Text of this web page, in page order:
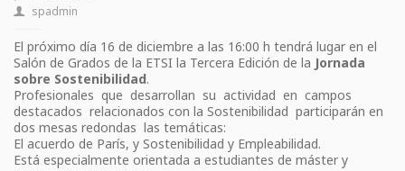
spadmin
El próximo día 16 de diciembre a las 16:00 h tendrá lugar en el
Salón de Grados de la ETSI la Tercera Edición de la Jornada
sobre Sostenibilidad.
Profesionales que desarrollan su actividad en campos
destacados relacionados con la Sostenibilidad participarán en
dos mesas redondas las temáticas:
El acuerdo de París, y Sostenibilidad y Empleabilidad.
Está especialmente orientada a estudiantes de máster y